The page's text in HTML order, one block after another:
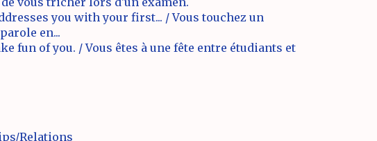
you with your first... / Vous touchez un
en...
fun of you. / Vous êtes à une fête entre étudiants et
Relations